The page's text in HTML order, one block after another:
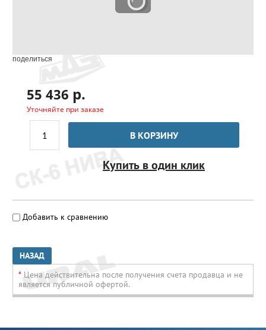
поделиться
55 436 р.
Уточняйте при заказе
В КОРЗИНУ
Купить в один клик
Добавить к сравнению
НАЗАД
* Цена действительна после получения счета продавца и не
является публичной офертой.